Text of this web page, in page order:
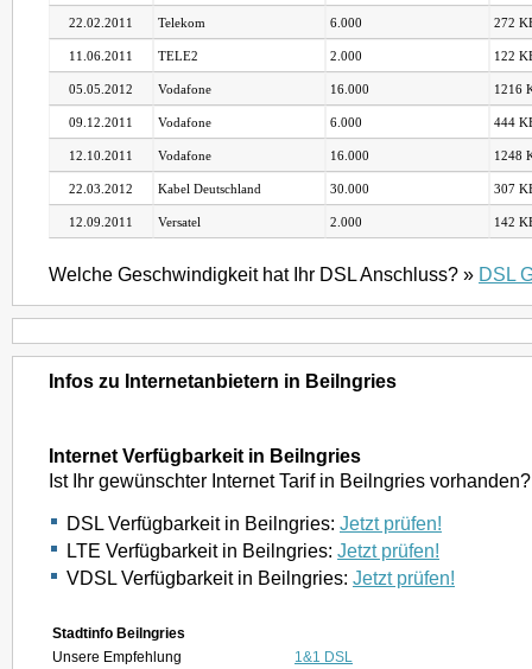
22.02.2011 Telekom 6.000 272
11.06.2011 TELE2 2.000 122
05.05.2012 Vodafone 16.000 1216
09.12.2011 Vodafone 6.000 444
12.10.2011 Vodafone 16.000 1248
22.03.2012 Kabel Deutschland 30.000 307
12.09.2011 Versatel 2.000 142
Welche Geschwindigkeit hat Ihr DSL Anschluss? » DSL
Infos zu Internetanbietern in Beilngries
Internet Verfügbarkeit in Beilngries
Ist Ihr gewünschter Internet Tarif in Beilngries vorhanden?
DSL Verfügbarkeit in Beilngries: Jetzt prüfen!
LTE Verfügbarkeit in Beilngries: Jetzt prüfen!
VDSL Verfügbarkeit in Beilngries: Jetzt prüfen!
Stadtinfo Beilngries
Unsere Empfehlung
1&1 DSL